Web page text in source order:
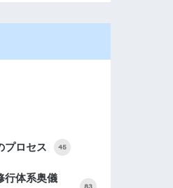
プロセス 45
行体系奥儀
83